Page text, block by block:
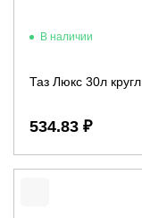
В наличии
Таз Люкс 30л кругл.
534.83 ₽